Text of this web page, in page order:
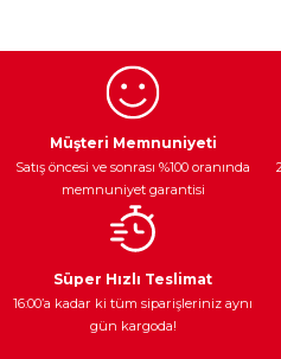
Egzoz Sistemi
Ateşleme Sistemi
Müşteri Memnuniyeti
Satış öncesi ve sonrası %100 oranında
memnuniyet garantisi
Süper Hızlı Teslimat
16:00’a kadar ki tüm siparişleriniz aynı
gün kargoda!